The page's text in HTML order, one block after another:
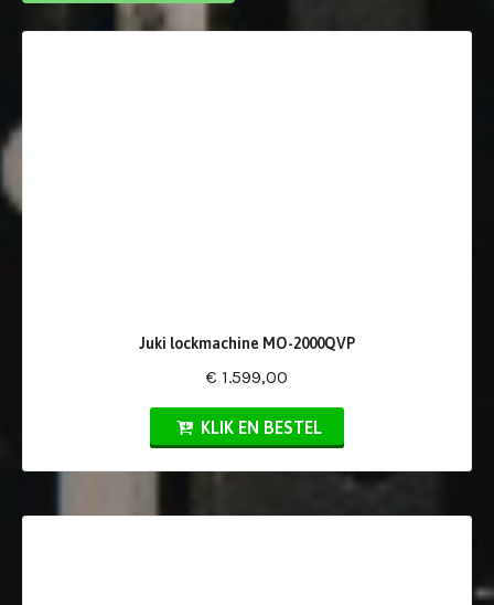
Juki lockmachine MO-2000QVP
€ 1.599,00
KLIK EN BESTEL